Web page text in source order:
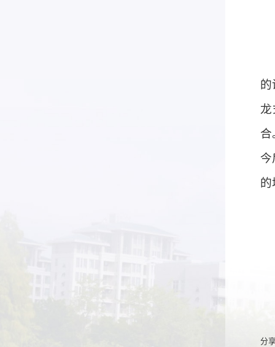
的
分